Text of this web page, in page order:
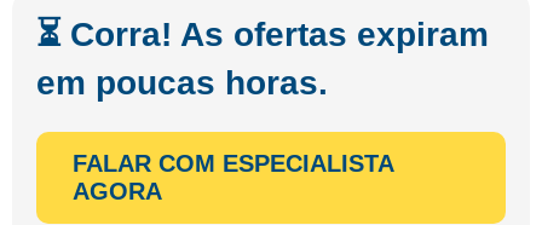
⏳ Corra! As ofertas expiram
em poucas horas.
FALAR COM ESPECIALISTA
AGORA